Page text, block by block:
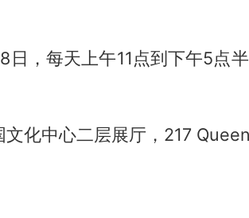
日，每天上午11点到下午5点
文化中心二层展厅，217